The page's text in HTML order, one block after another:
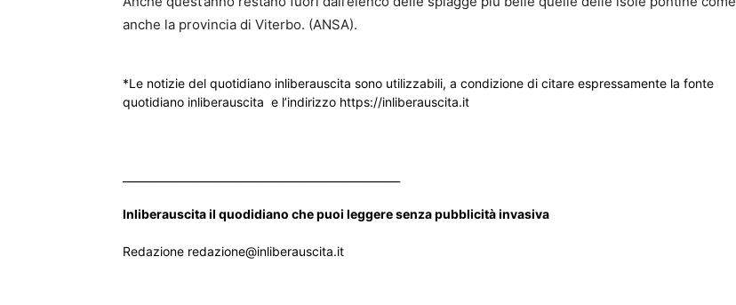
anche la provincia di Viterbo. (ANSA).
*Le notizie del quotidiano inliberauscita sono utilizzabili, a condizione di citare espressamente la fonte
quotidiano inliberauscita e l’indirizzo https://inliberauscita.it
Inliberauscita il quodidiano che puoi leggere senza pubblicità invasiva
Redazione redazione@inliberauscita.it